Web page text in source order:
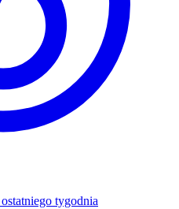
tygodnia